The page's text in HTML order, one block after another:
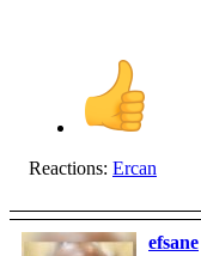
Reactions: Ercan
efsane